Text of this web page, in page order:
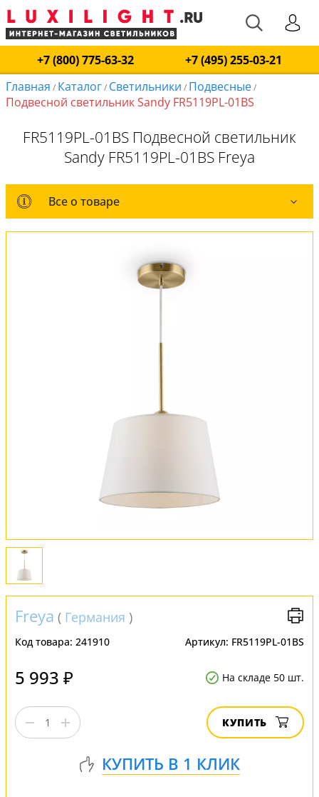
+7 (800) 775-63-32
+7 (495) 255-03-21
Главная / Каталог/ Светильники / Подвесные/
Подвесной светильник Sandy FR5119PL-01BS
FR5119PL-01BS Подвесной светильник
Sandy FR5119PL-01BS Freya
Все о товаре
Все о товаре
Комплект лампочек
Freya ( Германия )
Код товара: 241910 Артикул: FR5119PL-01BS
5 993 ₽ На складе 50 шт.
КУПИТЬ